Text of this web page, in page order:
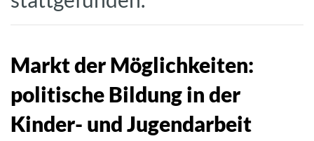
Markt der Möglichkeiten:
politische Bildung in der
Kinder- und Jugendarbeit